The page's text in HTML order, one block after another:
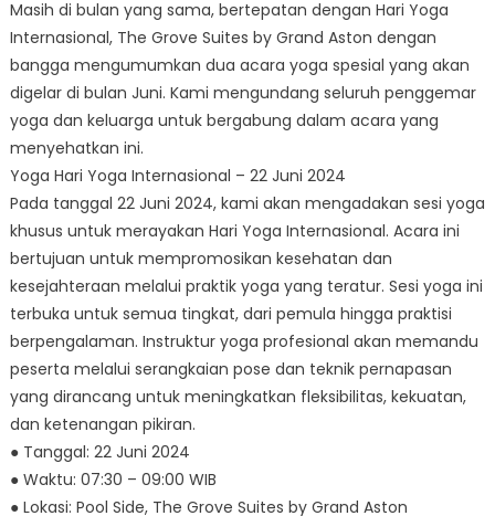
Masih di bulan yang sama, bertepatan dengan Hari Yoga
Internasional, The Grove Suites by Grand Aston dengan
bangga mengumumkan dua acara yoga spesial yang akan
digelar di bulan Juni. Kami mengundang seluruh penggemar
yoga dan keluarga untuk bergabung dalam acara yang
menyehatkan ini.
Yoga Hari Yoga Internasional – 22 Juni 2024
Pada tanggal 22 Juni 2024, kami akan mengadakan sesi yoga
khusus untuk merayakan Hari Yoga Internasional. Acara ini
bertujuan untuk mempromosikan kesehatan dan
kesejahteraan melalui praktik yoga yang teratur. Sesi yoga ini
terbuka untuk semua tingkat, dari pemula hingga praktisi
berpengalaman. Instruktur yoga profesional akan memandu
peserta melalui serangkaian pose dan teknik pernapasan
yang dirancang untuk meningkatkan fleksibilitas, kekuatan,
dan ketenangan pikiran.
● Tanggal: 22 Juni 2024
● Waktu: 07:30 – 09:00 WIB
● Lokasi: Pool Side, The Grove Suites by Grand Aston